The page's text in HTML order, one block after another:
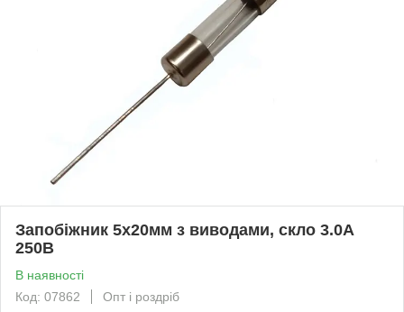
Запобіжник 5х20мм з виводами, скло 3.0A
250В
В наявності
Код: 07862
Опт і роздріб